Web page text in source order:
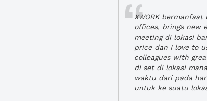
XWORK
offices, brings new
meeting di lokasi
price dan I love to
colleagues with
di set di lokasi
waktu dari pada
untuk ke suatu